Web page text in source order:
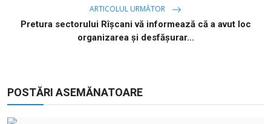
ARTICOLUL URMĂTOR
Pretura sectorului Rîșcani vă informează că a avut loc
organizarea și desfășurar...
POSTĂRI ASEMĂNATOARE